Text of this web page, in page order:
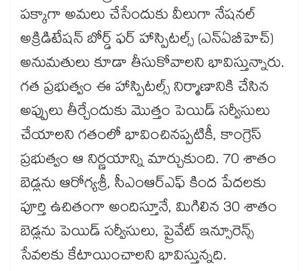
పక్కాగా అమలు చేసేందుకు వీలుగా నేషనల్
అక్రిడిటేషన్ బోర్డ్ ఫర్ హాస్పిటల్స్ (ఎన్ఏబీహెచ్)
అనుమతులు కూడా తీసుకోవాలని భావిస్తున్నారు.
గత ప్రభుత్వం ఈ హాస్పిటల్స్ నిర్మాణానికి చేసిన
అప్పులు తీర్చేందుకు మొత్తం పెయిడ్ సర్వీసులు
చేయాలని గతంలో భావించినప్పటికీ, కాంగ్రెస్
ప్రభుత్వం ఆ నిర్ణయాన్ని మార్చుకుంది. 70 శాతం
బెడ్లను ఆరోగ్యశ్రీ, సీఎంఆర్ఎఫ్ కింద పేదలకు
పూర్తి ఉచితంగా అందిస్తూనే, మిగిలిన 30 శాతం
బెడ్లను పెయిడ్ సర్వీసులు, ప్రైవేట్ ఇన్సూరెన్స్
సేవలకు కేటాయించాలని భావిస్తున్నది.